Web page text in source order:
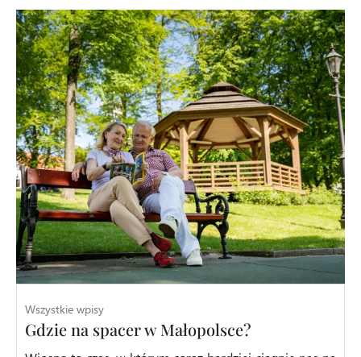
Wszystkie wpisy
Gdzie na spacer w Małopolsce?